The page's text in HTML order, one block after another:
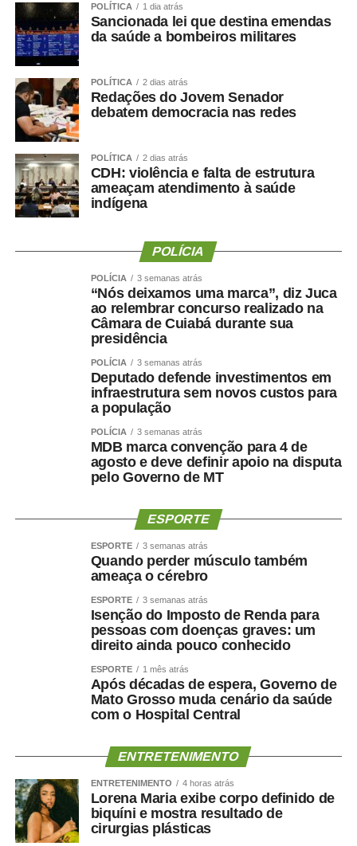
situações de urgência permitem o uso dos recursos de
imediato. Ainda assim, o Congresso Nacional deve
analisar cada medida provisória no máximo em 120 dias.
valor disponível ao Poder Executivo durante o ano. Caso
contrário, o governo federal dispõe dos valores apenas
durante o tempo de vigência da medida provisória.
Comissões
Três comissões já divulgaram as pautas das reuniões
deliberativas.
A Comissão de Relações Exteriores (CRE) tem reunião
marcada para terça-feira (11), às 10h. Na pauta de dez
itens, estão acordos, convenções e protocolos firmados
pelo Brasil com outros países, entre eles oPDL
, que ratifica o Protocolo de Montevidéu sobre
Compromisso com a Democracia no Mercosul (Ushuaia
II), assinado em 2011.
Na quarta-feira (12), a partir das 10h, a Comissão de
Esporte (CEsp) se reúne para votar dois projetos. Um
PL 3.905/2025, que institui Política Nacional de
Acesso à Atividade Física pelo SUS para prevenir e
controlar o câncer.
Ainda na quarta, às 10h, a Comissão de Ciência e
estão projetos de decreto legislativo que tratam de
concessão e renovação de outorga para emissoras de
inclui a cidadania digital entre os eixos da Política
Nacional de Educação Digital (Pned). O texto traz, entre
as ações previstas, o estímulo à educação midiática no
ambiente de ensino, a orientação das famílias sobre
consumo tecnológico e a ampliação de parcerias entre o
governo e empresas privadas na área digital.
Audiências públicas
Nas comissões, além das reuniões deliberativas, estão
marcadas as seguintes audiências públicas para a
semana se esforço concentrado:
POLÍTICA 1 dia atrás
Sancionada lei que destina emendas
da saúde a bombeiros militares
POLÍTICA 2 dias atrás
Redações do Jovem Senador
debatem democracia nas redes
POLÍTICA 2 dias atrás
CDH: violência e falta de estrutura
ameaçam atendimento à saúde
indígena
POLÍCIA
POLÍCIA 3 semanas atrás
“Nós deixamos uma marca”, diz Juca
ao relembrar concurso realizado na
Câmara de Cuiabá durante sua
presidência
POLÍCIA 3 semanas atrás
Deputado defende investimentos em
infraestrutura sem novos custos para
a população
POLÍCIA 3 semanas atrás
MDB marca convenção para 4 de
agosto e deve definir apoio na disputa
pelo Governo de MT
ESPORTE
ESPORTE 3 semanas atrás
Quando perder músculo também
ameaça o cérebro
ESPORTE 3 semanas atrás
Isenção do Imposto de Renda para
pessoas com doenças graves: um
direito ainda pouco conhecido
ESPORTE 1 mês atrás
Após décadas de espera, Governo de
Mato Grosso muda cenário da saúde
com o Hospital Central
ENTRETENIMENTO
ENTRETENIMENTO 4 horas atrás
Lorena Maria exibe corpo definido de
biquíni e mostra resultado de
cirurgias plásticas